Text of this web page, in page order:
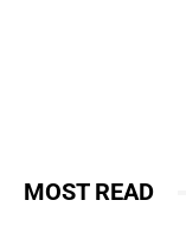
MOST READ